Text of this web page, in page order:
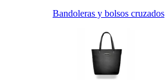
Bandoleras y bolsos cruzados